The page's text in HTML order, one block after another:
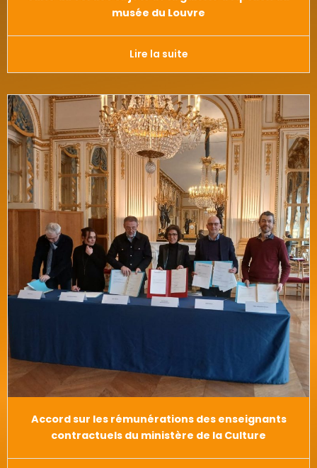
musée du Louvre
Lire la suite
Accord sur les rémunérations des enseignants
contractuels du ministère de la Culture